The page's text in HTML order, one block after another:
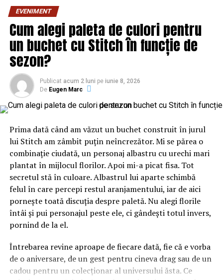
EVENIMENT
Cum alegi paleta de culori pentru
un buchet cu Stitch în funcție de
sezon?
Publicat acum 2 luni pe iunie 8, 2026
De Eugen Marc
Prima dată când am văzut un buchet construit în jurul
lui Stitch am zâmbit puțin neîncrezător. Mi se părea o
combinație ciudată, un personaj albastru cu urechi mari
plantat în mijlocul florilor. Apoi mi-a picat fisa. Tot
secretul stă în culoare. Albastrul lui aparte schimbă
felul în care percepi restul aranjamentului, iar de aici
pornește toată discuția despre paletă. Nu alegi florile
întâi și pui personajul peste ele, ci gândești totul invers,
pornind de la el.
Întrebarea revine aproape de fiecare dată, fie că e vorba
de o aniversare, de un gest pentru cineva drag sau de un
cadou pentru un colecționar al universului ăsta. Ce